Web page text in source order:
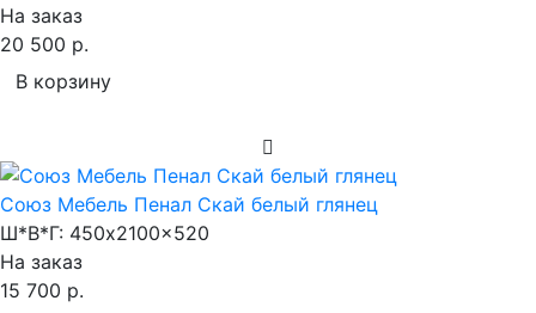
На заказ
20 500 р.
В корзину
Союз Мебель Пенал Скай белый глянец
Ш*В*Г: 450x2100x520
На заказ
15 700 р.